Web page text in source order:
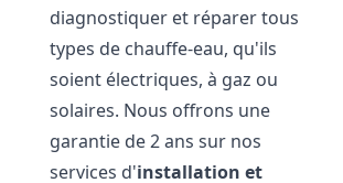
diagnostiquer et réparer tous
types de chauffe-eau, qu'ils
soient électriques, à gaz ou
solaires. Nous offrons une
garantie de 2 ans sur nos
services d'installation et